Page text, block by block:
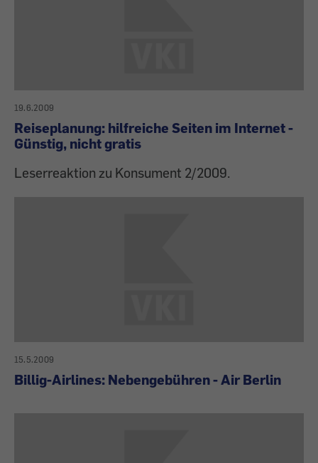
19.6.2009
Reiseplanung: hilfreiche Seiten im Internet -
Günstig, nicht gratis
Leserreaktion zu Konsument 2/2009.
15.5.2009
Billig-Airlines: Nebengebühren - Air Berlin